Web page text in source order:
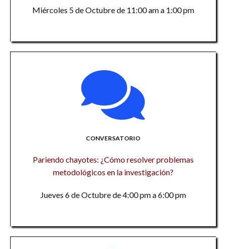
Miércoles 5 de Octubre de 11:00 am a 1:00 pm
CONVERSATORIO
Pariendo chayotes: ¿Cómo resolver problemas
metodológicos en la investigación?
Jueves 6 de Octubre de 4:00 pm a 6:00 pm